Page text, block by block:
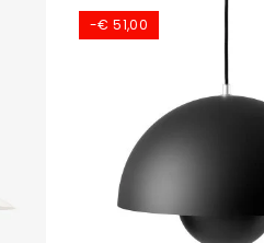
-€ 51,00